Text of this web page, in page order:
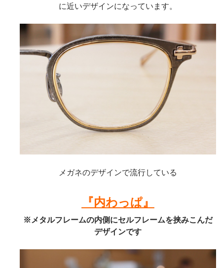
に近いデザインになっています。
メガネのデザインで流行している
『内わっぱ』
※メタルフレームの内側にセルフレームを挟みこんだ
デザインです